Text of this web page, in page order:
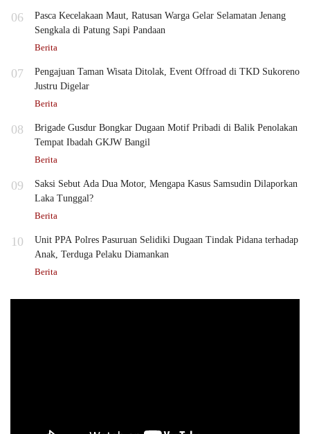
06
Pasca Kecelakaan Maut, Ratusan Warga Gelar Selamatan Jenang
Sengkala di Patung Sapi Pandaan
Berita
07
Pengajuan Taman Wisata Ditolak, Event Offroad di TKD Sukoreno
Justru Digelar
Berita
08
Brigade Gusdur Bongkar Dugaan Motif Pribadi di Balik Penolakan
Tempat Ibadah GKJW Bangil
Berita
09
Saksi Sebut Ada Dua Motor, Mengapa Kasus Samsudin Dilaporkan
Laka Tunggal?
Berita
10
Unit PPA Polres Pasuruan Selidiki Dugaan Tindak Pidana terhadap
Anak, Terduga Pelaku Diamankan
Berita